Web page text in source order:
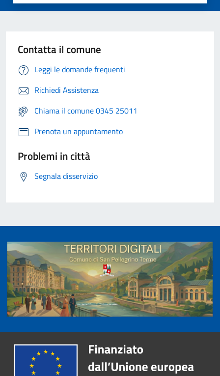
Contatta il comune
Leggi le domande frequenti
Richiedi Assistenza
Chiama il comune 0345 25011
Prenota un appuntamento
Problemi in città
Segnala disservizio